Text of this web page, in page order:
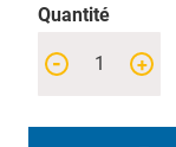
Quantité
+
-